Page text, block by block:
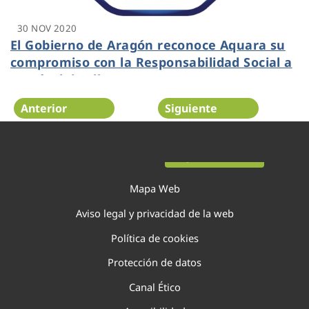
30 NOV 2020
El Gobierno de Aragón reconoce Aquara su
compromiso con la Responsabilidad Social a
través del Sello RSA +
Anterior Siguiente
Mapa Web
Aviso legal y privacidad de la web
Política de cookies
Protección de datos
Canal Ético